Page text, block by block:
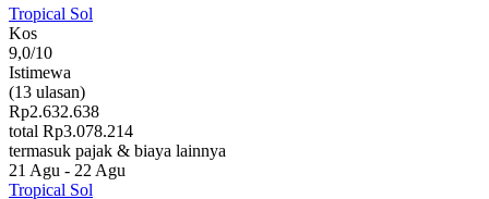
Tropical Sol
Kos
9,0/10
Istimewa
(13 ulasan)
Rp2.632.638
total Rp3.078.214
termasuk pajak & biaya lainnya
21 Agu - 22 Agu
Tropical Sol